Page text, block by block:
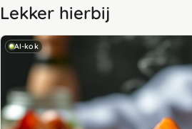
Lekker hierbij
AI-kok